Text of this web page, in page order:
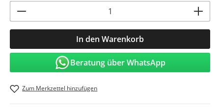
Produkt Anzahl: Gib den gewünschten
In den Warenkorb
Beratung über WhatsApp
Zum Merkzettel hinzufügen